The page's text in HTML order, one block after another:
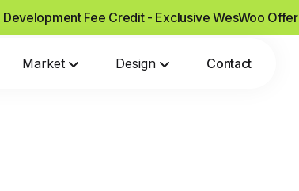
Fee Credit - Exclusive WesWoo Offer
Market Design Contact